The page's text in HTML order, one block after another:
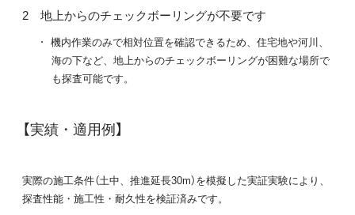
地上からのチェックボーリングが不要です
機内作業のみで相対位置を確認できるため、住宅地や河川、
海の下など、地上からのチェックボーリングが困難な場所で
も探査可能です。
【実績・適用例】
実際の施工条件（土中、推進延長30m）を模擬した実証実験により、
探査性能・施工性・耐久性を検証済みです。